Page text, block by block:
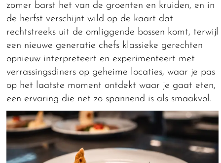
zomer barst het van de groenten en kruiden, en in
de herfst verschijnt wild op de kaart dat
rechtstreeks uit de omliggende bossen komt, terwijl
een nieuwe generatie chefs klassieke gerechten
opnieuw interpreteert en experimenteert met
verrassingsdiners op geheime locaties, waar je pas
op het laatste moment ontdekt waar je gaat eten,
een ervaring die net zo spannend is als smaakvol.